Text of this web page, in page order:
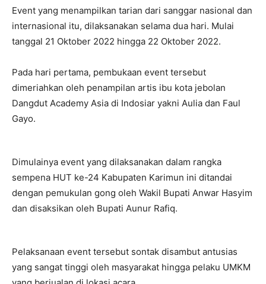
Event yang menampilkan tarian dari sanggar nasional dan
internasional itu, dilaksanakan selama dua hari. Mulai
tanggal 21 Oktober 2022 hingga 22 Oktober 2022.
Pada hari pertama, pembukaan event tersebut
dimeriahkan oleh penampilan artis ibu kota jebolan
Dangdut Academy Asia di Indosiar yakni Aulia dan Faul
Gayo.
Dimulainya event yang dilaksanakan dalam rangka
sempena HUT ke-24 Kabupaten Karimun ini ditandai
dengan pemukulan gong oleh Wakil Bupati Anwar Hasyim
dan disaksikan oleh Bupati Aunur Rafiq.
Pelaksanaan event tersebut sontak disambut antusias
yang sangat tinggi oleh masyarakat hingga pelaku UMKM